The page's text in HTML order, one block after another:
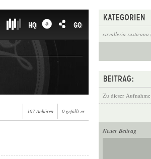
cavalleria rusticana
Zu dieser
Neuer Beitrag
HQ GO
107 Anhören 0 gefällt es